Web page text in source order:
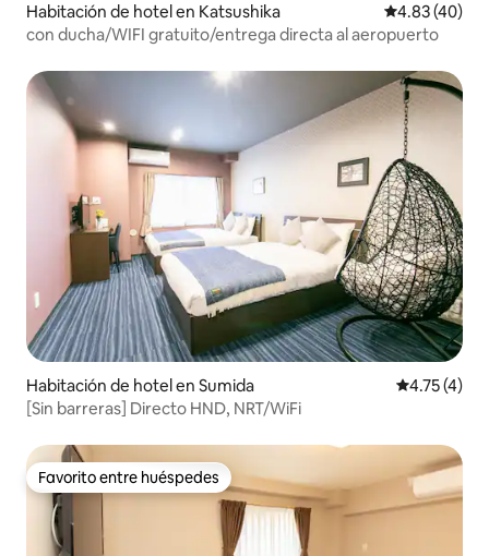
Habitación de hotel en Katsushika Calificación
4.83 (40)
con ducha/WIFI gratuito/entrega directa al aeropuerto
Habitación de hotel en Sumida Calificación
4.75 (4)
[Sin barreras] Directo HND, NRT/WiFi
Favorito entre huéspedes
Favorito entre huéspedes